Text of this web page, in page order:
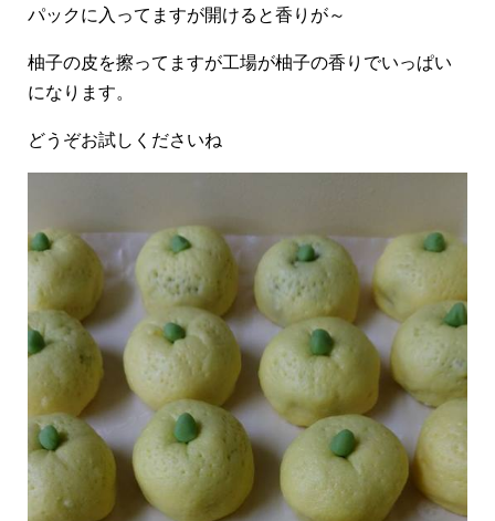
パックに入ってますが開けると香りが～
柚子の皮を擦ってますが工場が柚子の香りでいっぱい
になります。
どうぞお試しくださいね